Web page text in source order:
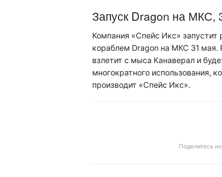
Запуск Dragon на МКС,
Компания «Спейс Икс» запустит
кораблем Dragon на МКС 31 мая.
взлетит с мыса Канаверал и
многократного использования,
производит «Спейс Икс».
Поделитесь